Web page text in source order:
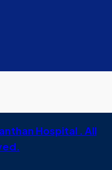
Hospital . All